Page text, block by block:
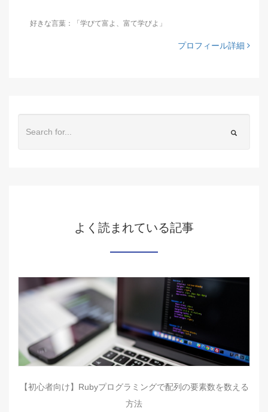
好きな言葉：「学びて富よ、富て学びよ」
プロフィール詳細
よく読まれている記事
【初心者向け】Rubyプログラミングで配列の要素数を数える
方法